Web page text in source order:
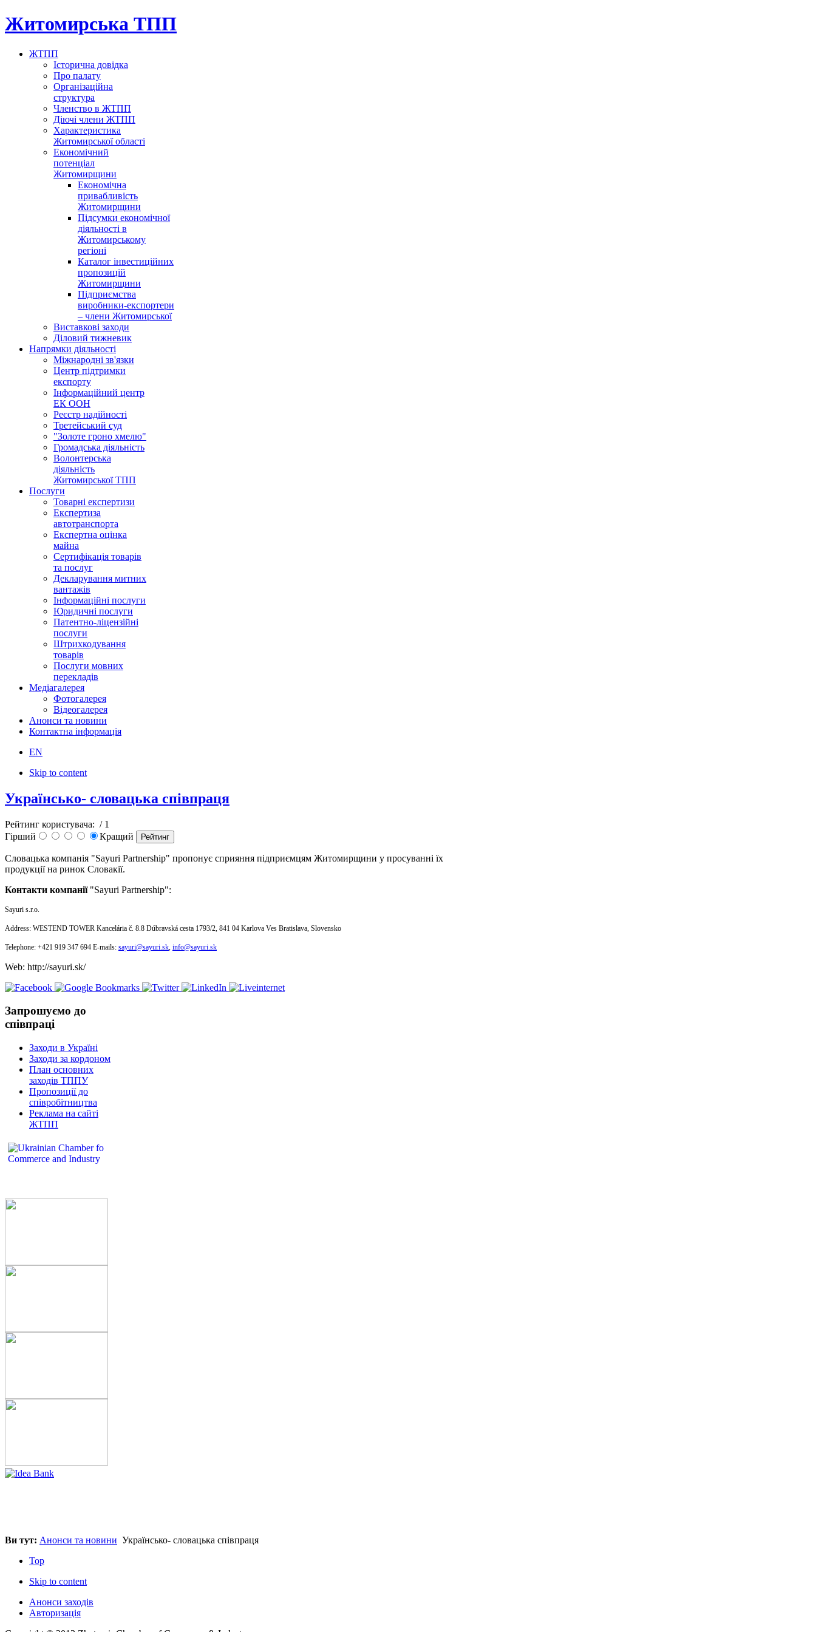
Житомирська ТПП
ЖТПП
Історична довідка
Про палату
Організаційна
структура
Членство в ЖТПП
Діючі члени ЖТПП
Характеристика
Житомирської області
Економічний
потенціал
Житомирщини
Економічна
привабливість
Житомирщини
Підсумки економічної
діяльності в
Житомирському
регіоні
Каталог інвестиційних
пропозицій
Житомирщини
Підприємства
виробники-експортери
– члени Житомирської
Виставкові заходи
Діловий тижневик
Напрямки діяльності
Міжнародні зв'язки
Центр підтримки
експорту
Інформаційний центр
ЕК ООН
Реєстр надійності
Третейський суд
"Золоте гроно хмелю"
Громадська діяльність
Волонтерська
діяльність
Житомирської ТПП
Послуги
Товарні експертизи
Експертиза
автотранспорта
Експертна оцінка
майна
Сертифікація товарів
та послуг
Декларування митних
вантажів
Інформаційні послуги
Юридичні послуги
Патентно-ліцензійні
послуги
Штрихкодування
товарів
Послуги мовних
перекладів
Медіагалерея
Фотогалерея
Відеогалерея
Анонси та новини
Контактна інформація
EN
Skip to content
Українсько- словацька співпраця
Рейтинг користувача: / 1
Гірший
Кращий
Словацька компанія "Sayuri Partnership" пропонує сприяння підприємцям Житомирщини у просуванні їх
продукції на ринок Словакії.
Контакти компанії"Sayuri Partnership":
Sayuri s.r.o.
Address: WESTEND TOWER Kancelária č. 8.8 Dúbravská cesta 1793/2, 841 04 Karlova Ves Bratislava, Slovensko
Telephone: +421 919 347 694 E-mails: sayuri@sayuri.sk info@sayuri.sk
Web: http://sayuri.sk/
Запрошуємо до
співпраці
Заходи в Україні
Заходи за кордоном
План основних
заходів ТППУ
Пропозиції до
співробітництва
Реклама на сайті
ЖТПП
Ви тут: Анонси та новини Українсько- словацька співпраця
Top
Skip to content
Анонси заходів
Авторизація